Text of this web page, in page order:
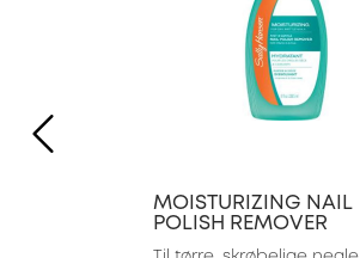
MOISTURIZING NAIL
POLISH REMOVER